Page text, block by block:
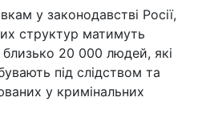
у законодавстві Росії,
структур матимуть
20 000 людей, які
під слідством та
у кримінальних